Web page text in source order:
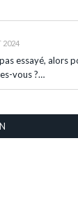
2024
pas essayé, alors
vous ?…